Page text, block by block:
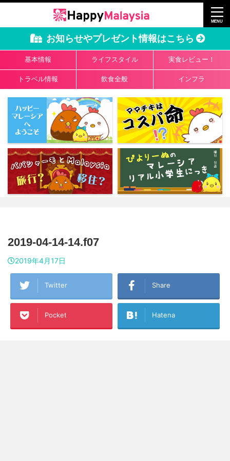
お知らせやプレゼント情報はこちら
基本情報 ライフスタイル 実食レビュー！
トラベル情報 飲食全般 インフラ
2019-04-14-14.f07
2019年4月17日
Twitter Share
Pocket Hatena